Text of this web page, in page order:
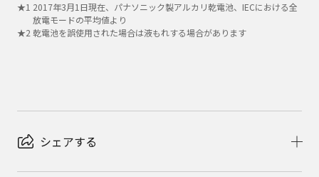
★1 2017年3月1日現在、パナソニック製アルカリ乾電池、IECにおける全
放電モードの平均値より
★2 乾電池を誤使用された場合は液もれする場合があります
シェアする